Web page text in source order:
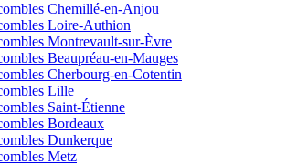
Chemillé-en-Anjou
Loire-Authion
Montrevault-sur-Èvre
Beaupréau-en-Mauges
Cherbourg-en-Cotentin
Lille
Saint-Étienne
Bordeaux
Dunkerque
Metz